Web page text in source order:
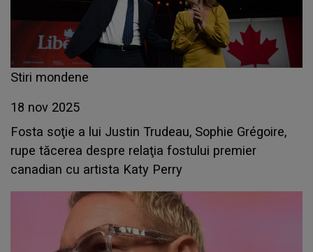
Stiri mondene
18 nov 2025
Fosta soţie a lui Justin Trudeau, Sophie Grégoire,
rupe tăcerea despre relaţia fostului premier
canadian cu artista Katy Perry